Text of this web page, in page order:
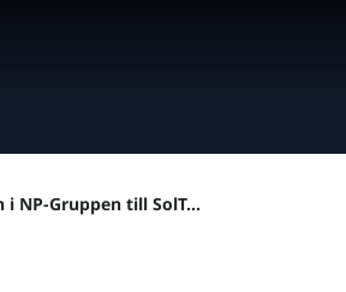
NP-Gruppen till SolT...